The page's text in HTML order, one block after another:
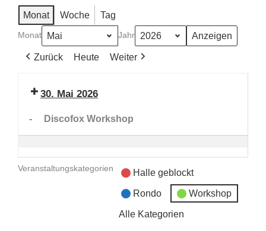
Monat Woche Tag
Monat Jahr
Zurück Heute Weiter
30. Mai 2026
- Discofox Workshop
Workshop
Halle)
Veranstaltungskategorien Halle geblockt
Rondo Workshop
Alle Kategorien